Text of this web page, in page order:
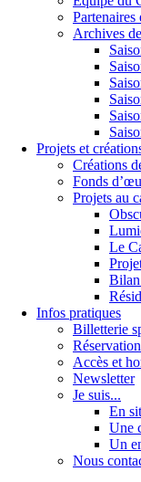
Partenaires
Archives
Projets et
Créations
Fonds
Projets au
Le
Infos pratiques
Billetterie
Accès et
Newsletter
Je suis...
En
Une
Un
Nous